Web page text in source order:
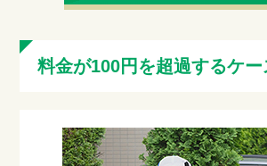
料金が100円を超過するケ